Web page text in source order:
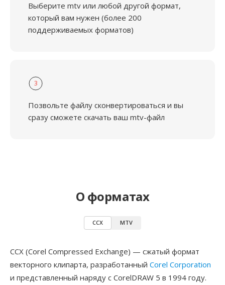
Выберите mtv или любой другой формат,
который вам нужен (более 200
поддерживаемых форматов)
3
Позвольте файлу сконвертироваться и вы
сразу сможете скачать ваш mtv-файл
О форматах
CCX MTV
CCX (Corel Compressed Exchange) — сжатый формат
векторного клипарта, разработанный Corel Corporation
и представленный наряду с CorelDRAW 5 в 1994 году.